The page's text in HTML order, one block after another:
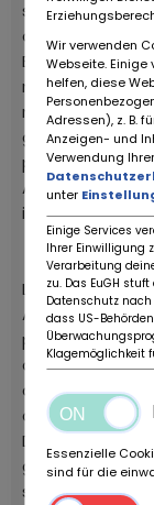
stati sostituiti
oli e filtri
Edelbrock,
materiali
motore, aria
gomme nuove.
perfettamente
Appena
igenizzazione
La prima
Auto targata
proprietario in
dal Canada
del suo book
conservata.
Di recente e
generale per
stati sostituiti
Wir verwenden
Webseite.
helfen, diese
Adressen), z. B.
Anzeigen- und
Verwendung
unter
Einige Services
Ihrer Einwilligung
Verarbeitung
zu. Das EuGH
Datenschutz
dass US-
Klagemöglichkeit
Essenzielle
sind für die